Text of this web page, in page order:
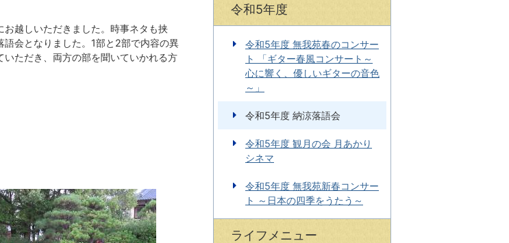
お越しいただきました。時事ネタも挟
語会となりました。1部と2部で内容の異
いただき、両方の部を聞いていかれる方
令和5年度
令和5年度 無我苑春のコンサー
ト 「ギター春風コンサート～
心に響く、優しいギターの音色
～」
令和5年度 納涼落語会
令和5年度 観月の会 月あかり
シネマ
令和5年度 無我苑新春コンサー
ト ～日本の四季をうたう～
ライフメニュー